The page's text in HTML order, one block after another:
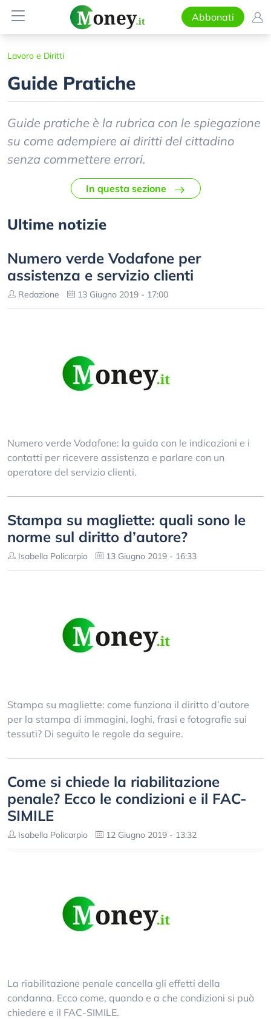
Abbonati
Lavoro e Diritti
Guide Pratiche
Guide pratiche è la rubrica con le spiegazione
su come adempiere ai diritti del cittadino
senza commettere errori.
In questa sezione
Ultime notizie
Numero verde Vodafone per
assistenza e servizio clienti
Redazione 13 Giugno 2019 - 17:00
Numero verde Vodafone: la guida con le indicazioni e i
contatti per ricevere assistenza e parlare con un
operatore del servizio clienti.
Stampa su magliette: quali sono le
norme sul diritto d’autore?
Isabella Policarpio 13 Giugno 2019 - 16:33
Stampa su magliette: come funziona il diritto d’autore
per la stampa di immagini, loghi, frasi e fotografie sui
tessuti? Di seguito le regole da seguire.
Come si chiede la riabilitazione
penale? Ecco le condizioni e il FAC-
SIMILE
Isabella Policarpio 12 Giugno 2019 - 13:32
La riabilitazione penale cancella gli effetti della
condanna. Ecco come, quando e a che condizioni si può
chiedere e il FAC-SIMILE.